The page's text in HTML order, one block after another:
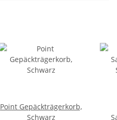
Point Gepäckträgerkorb,
Schwarz